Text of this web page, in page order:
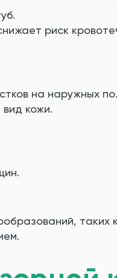
риск
на наружных
кожи.
таких